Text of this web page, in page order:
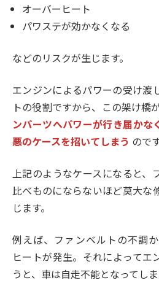
オーバーヒート
パワステが効かなくなる
などのリスクが生じます。
エンジンによるパワーの受け渡
トの役割ですから、この架け橋
ンパーツへパワーが行き届かな
悪のケースを招いてしまう のです
上記のようなケースになると、
比べものにならないほど莫大な
じます。
例えば、ファンベルトの不調
ヒートが発生。それによってエ
うと、車は自走不能となってしま